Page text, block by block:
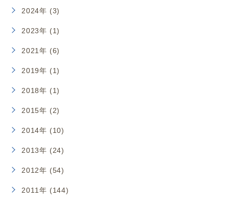
2024年 (3)
2023年 (1)
2021年 (6)
2019年 (1)
2018年 (1)
2015年 (2)
2014年 (10)
2013年 (24)
2012年 (54)
2011年 (144)